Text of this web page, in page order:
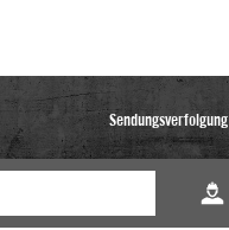
Sendungsverfolgung